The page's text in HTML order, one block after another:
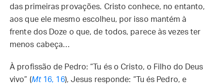
das primeiras provações. Cristo conhece, no entanto,
aos que ele mesmo escolheu, por isso mantém à
frente dos Doze o que, de todos, parece às vezes ter
menos cabeça…
À profissão de Pedro: “Tu és o Cristo, o Filho do Deus
vivo” (Mt16, 16), Jesus responde: “Tu és Pedro, e